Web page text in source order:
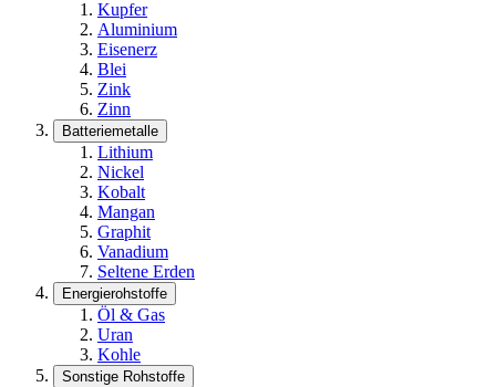
Kupfer
Aluminium
Eisenerz
Blei
Zink
Zinn
Batteriemetalle
Lithium
Nickel
Kobalt
Mangan
Graphit
Vanadium
Seltene Erden
Energierohstoffe
Öl & Gas
Uran
Kohle
Sonstige Rohstoffe